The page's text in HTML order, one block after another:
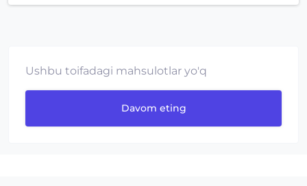
Ushbu toifadagi mahsulotlar yo'q
Davom eting